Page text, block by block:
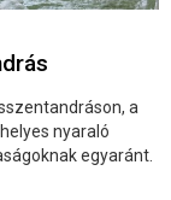
a
nyaraló
egyaránt.